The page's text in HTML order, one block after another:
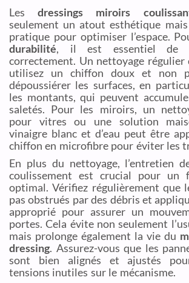
Lesdressings miroirs
seulement un atout esthétique
pratique pour optimiser l’espace.
durabilité, il est essentiel de
correctement. Un nettoyage
utilisez un chiffon doux et non
dépoussiérer les surfaces, en
les montants, qui peuvent
saletés. Pour les miroirs, un
pour vitres ou une solution
vinaigre blanc et d’eau peut être
chiffon en microfibre pour éviter les
En plus du nettoyage, l’entretien
coulissement est crucial pour un
optimal. Vérifiez régulièrement que
pas obstrués par des débris et
approprié pour assurer un
portes. Cela évite non seulement
mais prolonge également la vie du
dressing. Assurez-vous que les
sont bien alignés et ajustés
tensions inutiles sur le mécanisme.